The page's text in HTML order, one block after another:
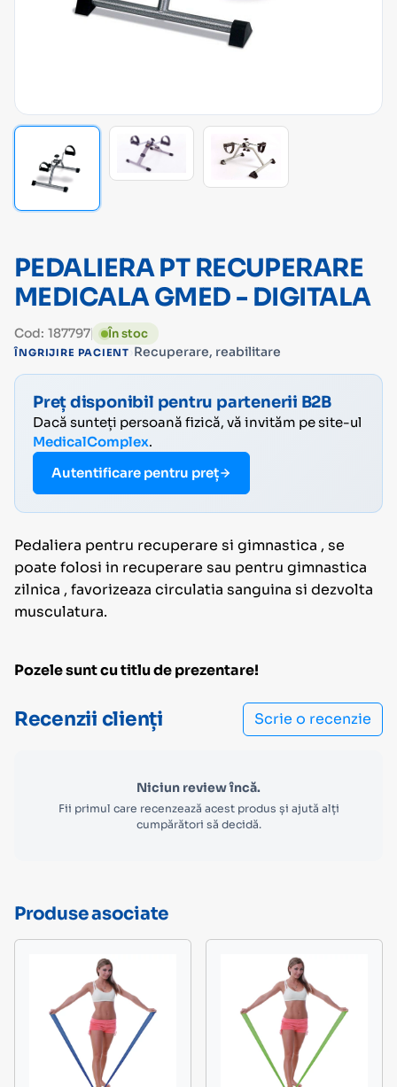
PEDALIERA PT RECUPERARE
MEDICALA GMED - DIGITALA
Cod: 187797 În stoc
ÎNGRIJIRE PACIENT Recuperare, reabilitare
Preț disponibil pentru partenerii B2B
Dacă sunteți persoană fizică, vă invităm pe site-ul
MedicalComplex.
Autentificare pentru preț
Pedaliera pentru recuperare si gimnastica , se
poate folosi in recuperare sau pentru gimnastica
zilnica , favorizeaza circulatia sanguina si dezvolta
musculatura.
Pozele sunt cu titlu de prezentare!
Recenzii clienți Scrie o recenzie
Niciun review încă.
Fii primul care recenzează acest produs și ajută alți
cumpărători să decidă.
Produse asociate